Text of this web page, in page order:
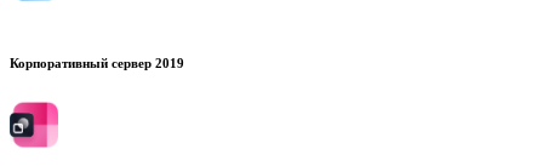
Корпоративный сервер 2019